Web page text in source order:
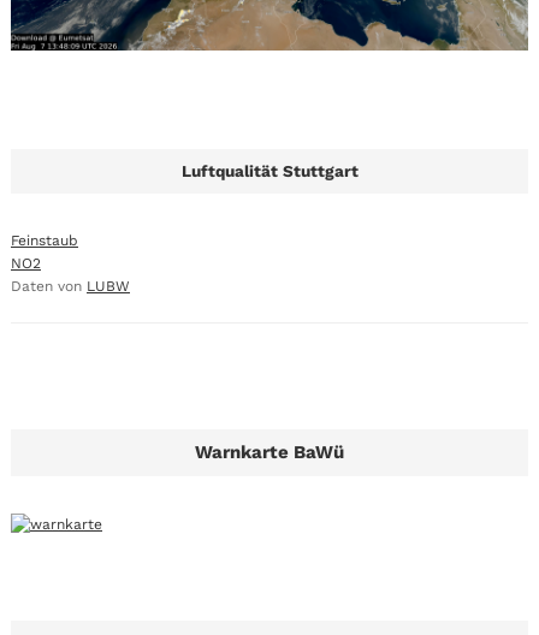
Luftqualität Stuttgart
Feinstaub
NO2
Daten von LUBW
Warnkarte BaWü